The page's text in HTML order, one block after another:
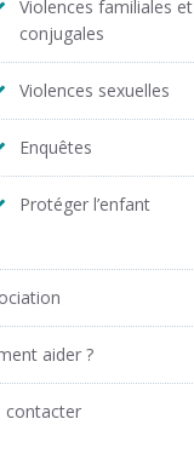
Violences familiales et
conjugales
Violences sexuelles
Enquêtes
Protéger l’enfant
aider ?
contacter